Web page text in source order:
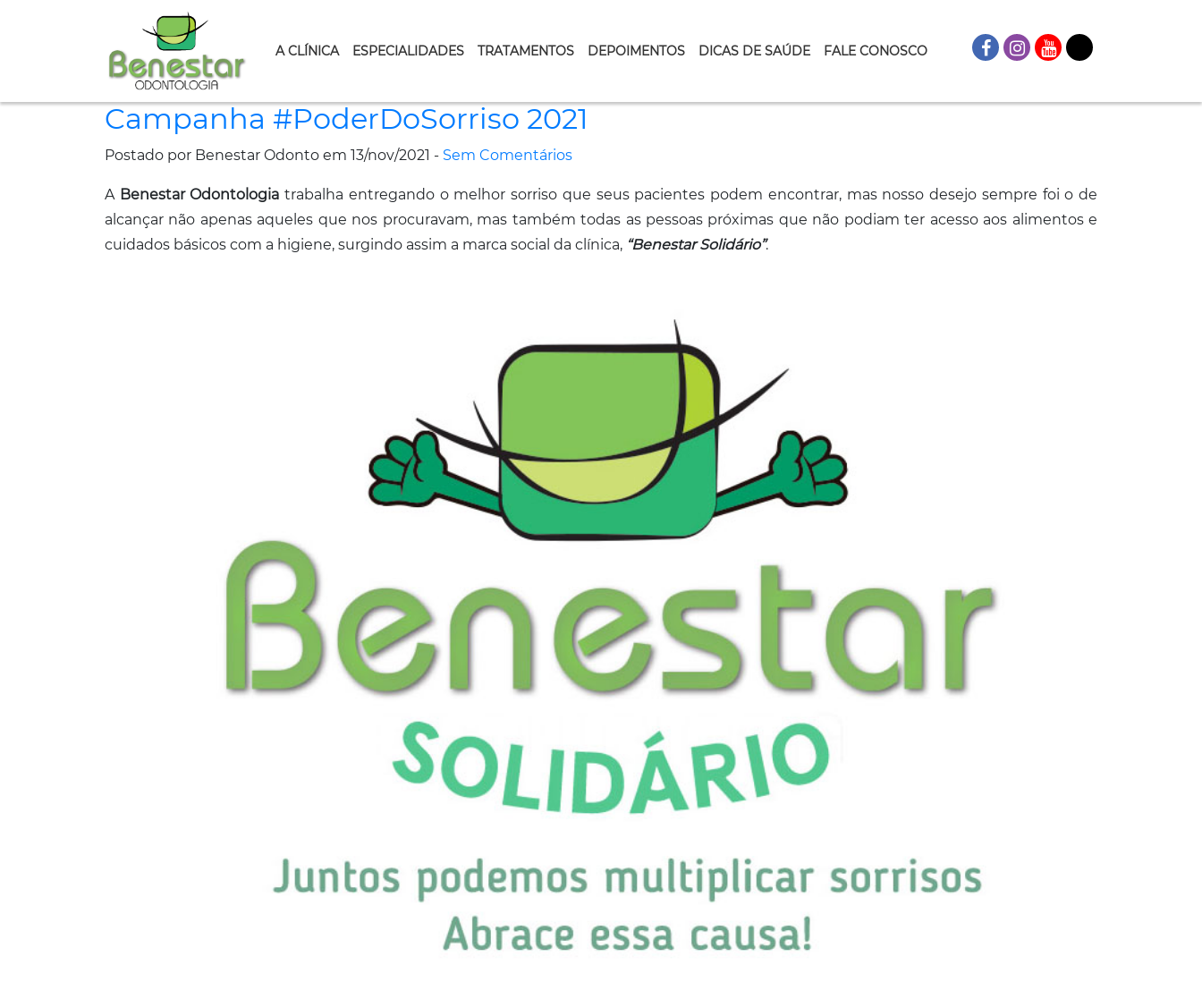
A CLÍNICA ESPECIALIDADES TRATAMENTOS DEPOIMENTOS DICAS DE SAÚDE FALE CONOSCO
Campanha #PoderDoSorriso 2021
Postado por Benestar Odonto em 13/nov/2021 - Sem Comentários
A Benestar Odontologia trabalha entregando o melhor sorriso que seus pacientes podem encontrar, mas nosso desejo sempre foi o de
alcançar não apenas aqueles que nos procuravam, mas também todas as pessoas próximas que não podiam ter acesso aos alimentos e
cuidados básicos com a higiene, surgindo assim a marca social da clínica, “Benestar Solidário”.